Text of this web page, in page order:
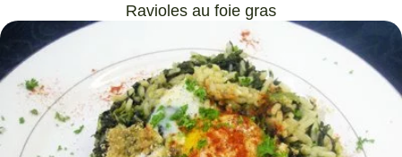
Ravioles au foie gras